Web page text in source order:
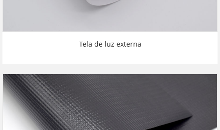
Tela de luz externa